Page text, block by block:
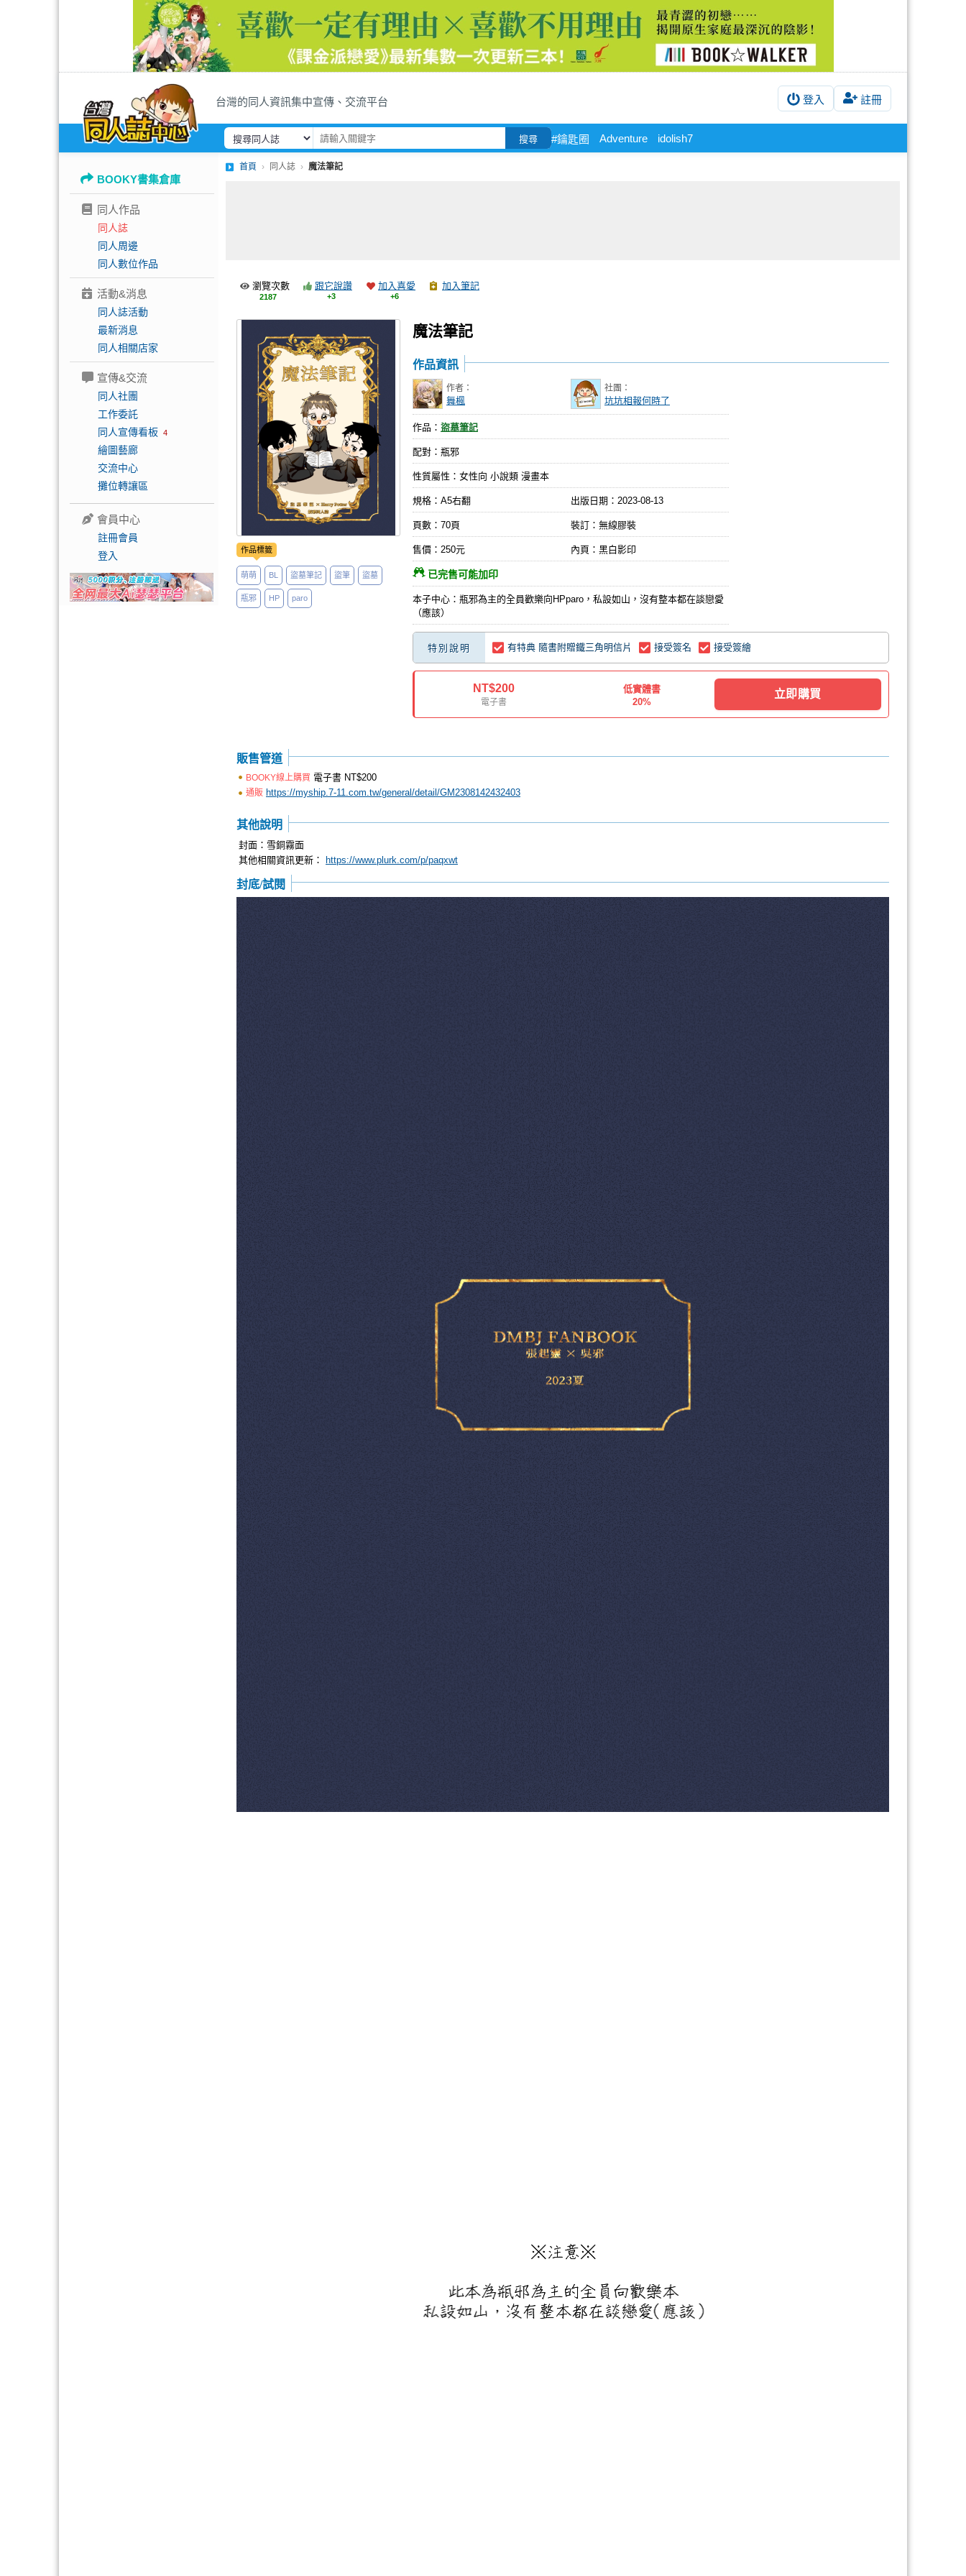
台灣的同人資訊集中宣傳、交流平台 登入 註冊
搜尋 #鑰匙圈 Adventure idolish7
BOOKY書集倉庫
同人作品
同人誌
同人周邊
同人數位作品
活動&消息
同人誌活動
最新消息
同人相關店家
宣傳&交流
同人社團
工作委託
同人宣傳看板 4
繪圖藝廊
交流中心
攤位轉讓區
會員中心
註冊會員
登入
首頁 同人誌 魔法筆記
瀏覽次數
2187
跟它說讚
+3
加入喜愛
+6
加入筆記
魔法筆記
作品標籤
萌萌 BL 盜墓筆記 盜筆 盜墓
瓶邪 HP paro
作品資訊
作者：
舞楓
社團：
坑坑相報何時了
作品： 盜墓筆記
配對：瓶邪
性質屬性：女性向 小說類 漫畫本
規格：A5右翻 出版日期： 2023-08-13
頁數：70頁 裝訂：無線膠裝
售價：250元 內頁：黑白影印
已完售可能加印
本子中心：瓶邪為主的全員歡樂向HPparo，私設如山，沒有整本都在談戀愛
（應該）
特別說明 有特典 隨書附贈鐵三角明信片 接受簽名 接受簽繪
NT$200
電子書
低實體書
20%
立即購買
販售管道
BOOKY線上購買 電子書 NT$200
通販 https://myship.7-11.com.tw/general/detail/GM2308142432403
其他說明
封面：雪銅霧面
其他相關資訊更新：
https://www.plurk.com/p/paqxwt
封底/試閱